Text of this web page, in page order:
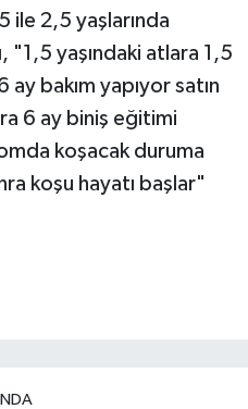
ile 2,5 yaşlarında
"1,5 yaşındaki atlara 1,5
ay bakım yapıyor satın
6 ay biniş eğitimi
koşacak duruma
koşu hayatı başlar"